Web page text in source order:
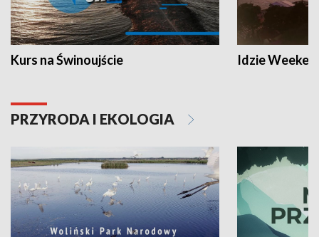
Kurs na Świnoujście Idzie
PRZYRODA I EKOLOGIA